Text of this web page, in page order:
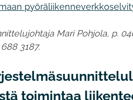
Mari Pohjola, p.
3187.
toimintaa